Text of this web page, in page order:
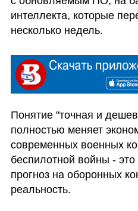
интеллекта, которые
несколько недель.
Понятие "точная и
полностью меняет
современных военных
беспилотной войны -
прогноз на оборонных
реальность.